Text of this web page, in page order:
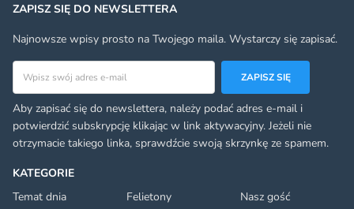
KATEGORIE
Temat dnia
Felietony
Nasz gość
ZAPISZ SIĘ DO NEWSLETTERA
Najnowsze wpisy prosto na Twojego maila. Wystarczy się zapisać.
Adres email
ZAPISZ SIĘ
Aby zapisać się do newslettera, należy podać adres e-mail i
potwierdzić subskrypcję klikając w link aktywacyjny. Jeżeli nie
otrzymacie takiego linka, sprawdźcie swoją skrzynkę ze spamem.